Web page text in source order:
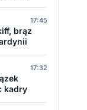
17:45
brąz
17:32
kadry